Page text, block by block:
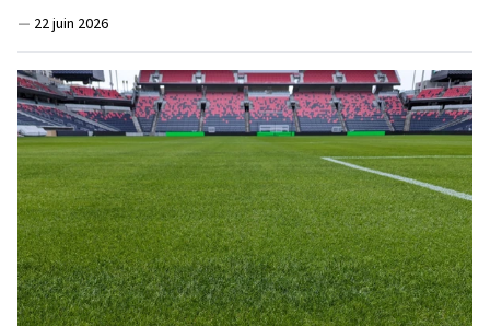
— 22 juin 2026